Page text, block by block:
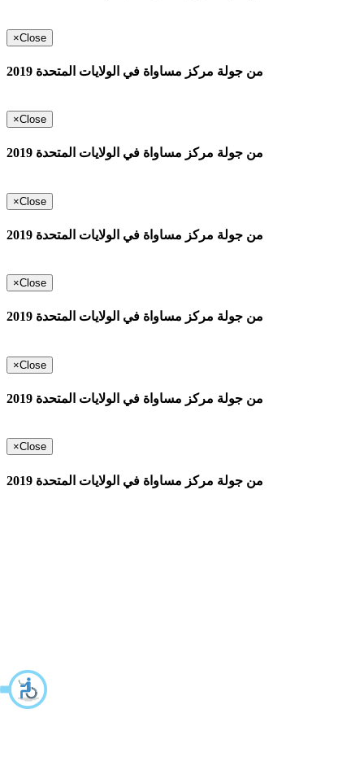
×Close
من جولة مركز مساواة في الولايات المتحدة 2019
×Close
من جولة مركز مساواة في الولايات المتحدة 2019
×Close
من جولة مركز مساواة في الولايات المتحدة 2019
×Close
من جولة مركز مساواة في الولايات المتحدة 2019
×Close
من جولة مركز مساواة في الولايات المتحدة 2019
×Close
من جولة مركز مساواة في الولايات المتحدة 2019